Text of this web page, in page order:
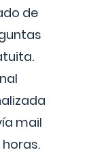
de
mail